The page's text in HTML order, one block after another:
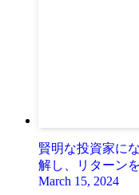
賢明な投資家に
解し、リターン
March 15, 2024